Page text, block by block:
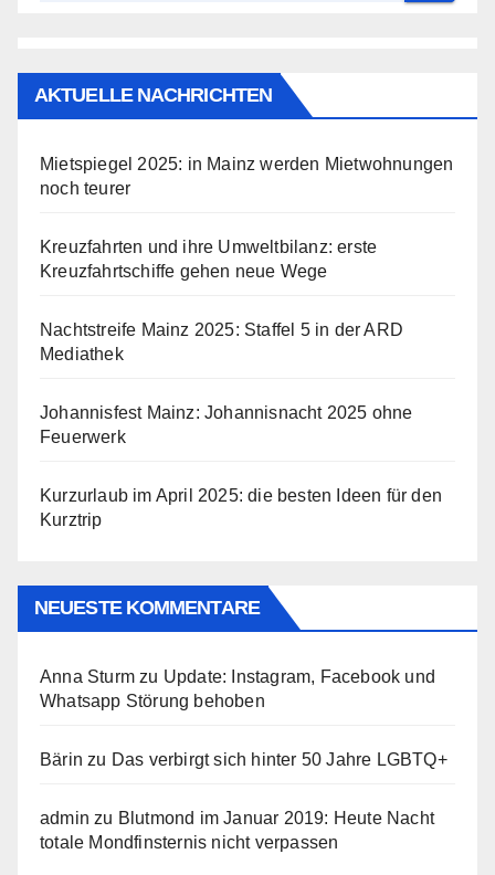
AKTUELLE NACHRICHTEN
Mietspiegel 2025: in Mainz werden Mietwohnungen
noch teurer
Kreuzfahrten und ihre Umweltbilanz: erste
Kreuzfahrtschiffe gehen neue Wege
Nachtstreife Mainz 2025: Staffel 5 in der ARD
Mediathek
Johannisfest Mainz: Johannisnacht 2025 ohne
Feuerwerk
Kurzurlaub im April 2025: die besten Ideen für den
Kurztrip
NEUESTE KOMMENTARE
Anna Sturm zu Update: Instagram, Facebook und
Whatsapp Störung behoben
Bärin zu Das verbirgt sich hinter 50 Jahre LGBTQ+
admin zu Blutmond im Januar 2019: Heute Nacht
totale Mondfinsternis nicht verpassen